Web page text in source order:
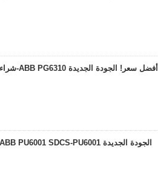
أفضل سعر! الجودة الجديدة ABB PG6310-شراء في غراندلي الأتمتة المحدودة